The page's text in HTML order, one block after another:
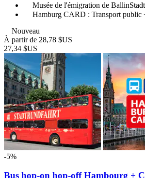
Musée de l'émigration de
Hamburg CARD : Transport public
Nouveau
À partir de 28,78 $US
27,34 $US
-5%
Bus hop-on hop-off Hambourg +